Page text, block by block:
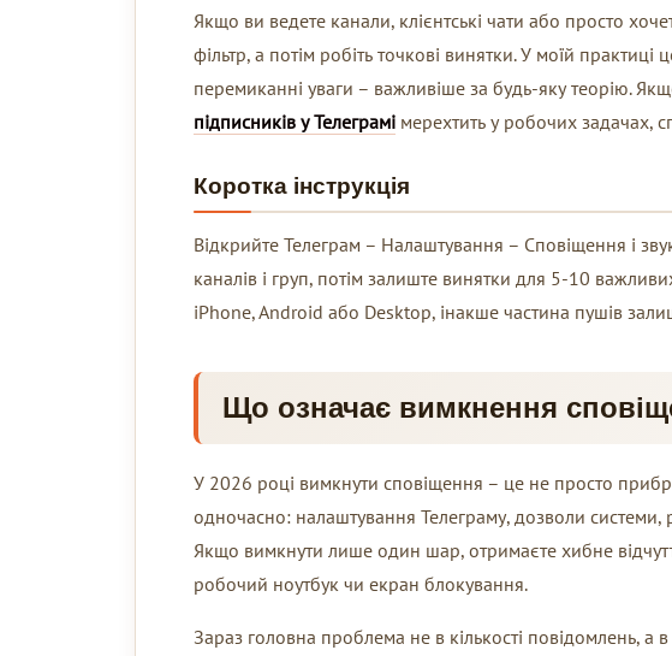
Якщо ви ведете канали, клієнтські чати або просто
фільтр, а потім робіть точкові винятки. У моїй
перемиканні уваги – важливіше за будь-яку теорію.
підписників у Телеграмі мерехтить у робочих задачах,
Коротка інструкція
Відкрийте Телеграм – Налаштування – Сповіщення і
каналів і груп, потім залиште винятки для 5-10
iPhone, Android або Desktop, інакше частина пушів
Що означає вимкнення
У 2026 році вимкнути сповіщення – це не просто
одночасно: налаштування Телеграму, дозволи
Якщо вимкнути лише один шар, отримаєте хибне
робочий ноутбук чи екран блокування.
Зараз головна проблема не в кількості повідомлень, а в